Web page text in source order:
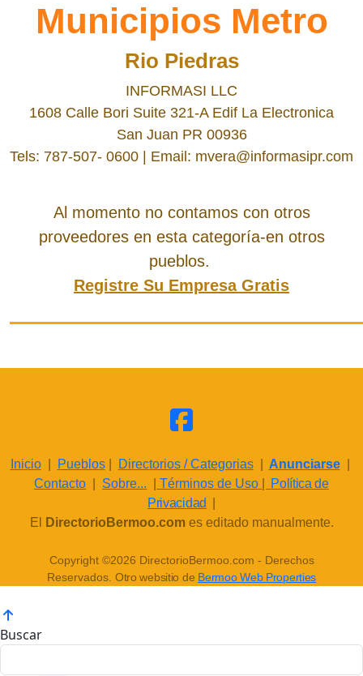
Municipios Metro
Rio Piedras
INFORMASI LLC
1608 Calle Bori Suite 321-A Edif La Electronica
San Juan PR 00936
Tels: 787-507- 0600 | Email: mvera@informasipr.com
Al momento no contamos con otros
proveedores en esta categoría-en otros
pueblos.
Registre Su Empresa Gratis
Inicio| Pueblos| Directorios / Categorias| Anunciarse|
Contacto
Sobre... Términos de Uso
Política de
Privacidad
El
DirectorioBermoo.comes editado manualmente.
Copyright ©2026 DirectorioBermoo.com - Derechos
Reservados. Otro websitio de Bermoo Web Properties
Buscar